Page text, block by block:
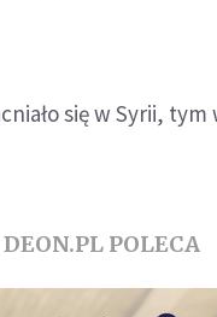
się w Syrii,
DEON.PL POLECA